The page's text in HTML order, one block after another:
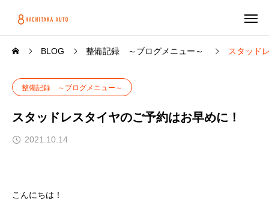
BLOG 整備記録 ～ブログメニュー～ スタッド
整備記録 ～ブログメニュー～
スタッドレスタイヤのご予約はお早めに！
2021.10.14
こんにちは！